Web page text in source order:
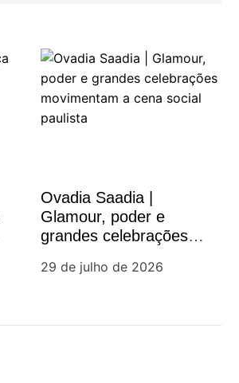
Ovadia Saadia |
Glamour, poder e
grandes celebrações
social paulista
29 de julho de 2026